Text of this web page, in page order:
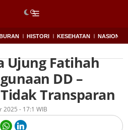
HISTORI KESEHATAN NASIONAL
Ujung Fatihah
DD –
Transparan
2025 - 17:1 WIB